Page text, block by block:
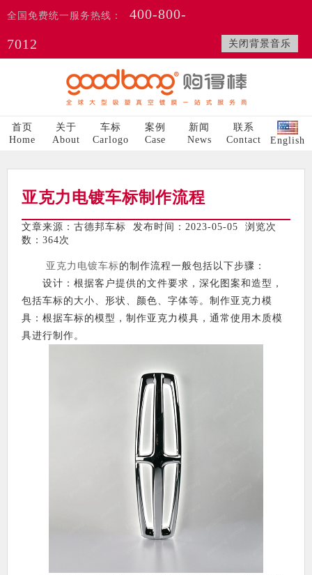
关闭背景音乐
全国免费统一服务热线：
400-800-
7012
首页
Home
关于
About
车标
Carlogo
案例
Case
新闻
News
联系
Contact
English
亚克力电镀车标制作流程
文章来源：古德邦车标 发布时间：2023-05-05 浏览次
数： 364次
亚克力电镀车标的制作流程一般包括以下步骤：
设计：根据客户提供的文件要求，深化图案和造型，
包括车标的大小、形状、颜色、字体等。制作亚克力模
具：根据车标的模型，制作亚克力模具，通常使用木质模
具进行制作。